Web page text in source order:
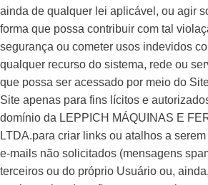
ainda de qualquer lei aplicável, ou agir
forma que possa contribuir com tal
segurança ou cometer usos indevidos
qualquer recurso do sistema, rede ou
que possa ser acessado por meio do
Site apenas para fins lícitos e
domínio da LEPPICH MÁQUINAS E
LTDA.para criar links ou atalhos a
e-mails não solicitados (mensagens
terceiros ou do próprio Usuário ou,